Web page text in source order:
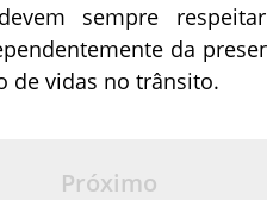
sempre
da
de vidas no trânsito.
Próximo